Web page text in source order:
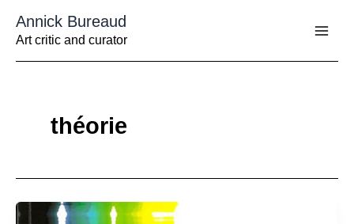
contenu
Annick Bureaud
Art critic and curator
théorie